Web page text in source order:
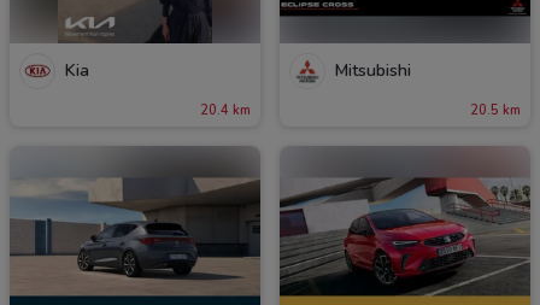
Kia
20.4 km
Mitsubishi
20.5 km